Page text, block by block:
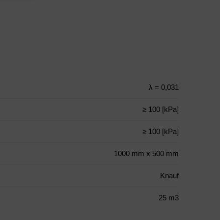
λ = 0,031
≥ 100 [kPa]
≥ 100 [kPa]
1000 mm x 500 mm
Knauf
25 m3